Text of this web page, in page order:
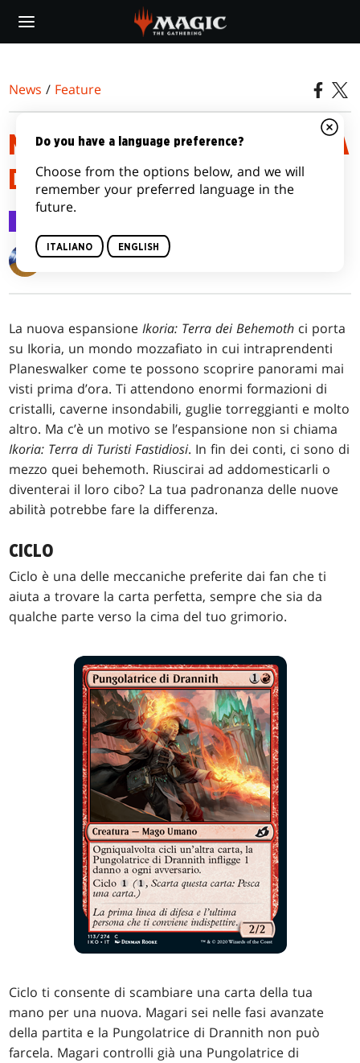
main
News / Feature
MECCANICHE DI IKORIA: TERRA
DEI BEHEMOTH
Matt Tabak
La nuova espansioneIkoria: Terra dei Behemoth ci porta
su Ikoria, un mondo mozzafiato in cui intraprendenti
Planeswalker come te possono scoprire panorami mai
visti prima d’ora. Ti attendono enormi formazioni di
cristalli, caverne insondabili, guglie torreggianti e molto
altro. Ma c’è un motivo se l’espansione non si chiama
Ikoria: Terra di Turisti Fastidiosi. In fin dei conti, ci sono di
mezzo quei behemoth. Riuscirai ad addomesticarli o
diventerai il loro cibo? La tua padronanza delle nuove
abilità potrebbe fare la differenza.
CICLO
Ciclo è una delle meccaniche preferite dai fan che ti
aiuta a trovare la carta perfetta, sempre che sia da
qualche parte verso la cima del tuo grimorio.
Ciclo ti consente di scambiare una carta della tua
mano per una nuova. Magari sei nelle fasi avanzate
della partita e la Pungolatrice di Drannith non può
farcela. Magari controlli già una Pungolatrice di
Do you have a language preference?
Choose from the options below, and we will
remember your preferred language in the
future.
ITALIANO ENGLISH